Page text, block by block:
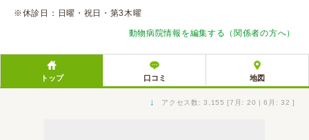
口コミ投稿
※休診日：日曜・祝日・第3木曜
動物病院情報を編集する（関係者の方へ）
トップ 口コミ 地図
↓ アクセス数: 3,155 [7月: 20 | 6月: 32 ]